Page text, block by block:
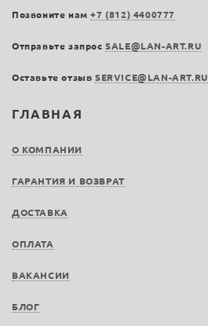
ГЛАВНАЯ
О КОМПАНИИ
ГАРАНТИЯ И ВОЗВРАТ
ДОСТАВКА
ОПЛАТА
ВАКАНСИИ
БЛОГ
Позвоните нам+7 (812) 4400777
Отправьте запросSALE@LAN-ART.RU
Оставьте отзыв SERVICE@LAN-ART.RU